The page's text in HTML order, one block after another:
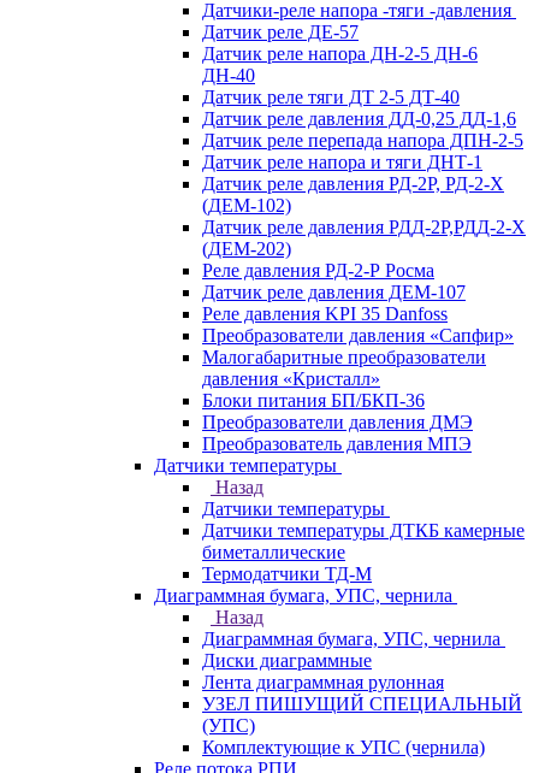
Датчики-реле напора -тяги -давления
Датчик реле ДЕ-57
Датчик реле напора ДН-2-5 ДН-6
ДН-40
Датчик реле тяги ДТ 2-5 ДТ-40
Датчик реле давления ДД-0,25 ДД-1,6
Датчик реле перепада напора ДПН-2-5
Датчик реле напора и тяги ДНТ-1
Датчик реле давления РД-2Р, РД-2-Х
(ДЕМ-102)
Датчик реле давления РДД-2Р,РДД-2-Х
(ДЕМ-202)
Реле давления РД-2-Р Росма
Датчик реле давления ДЕМ-107
Реле давления KPI 35 Danfoss
Преобразователи давления «Сапфир»
Малогабаритные преобразователи
давления «Кристалл»
Блоки питания БП/БКП-36
Преобразователи давления ДМЭ
Преобразователь давления МПЭ
Датчики температуры
Назад
Датчики температуры
Датчики температуры ДТКБ камерные
биметаллические
Термодатчики ТД-М
Диаграммная бумага, УПС, чернила
Назад
Диаграммная бумага, УПС, чернила
Диски диаграммные
Лента диаграммная рулонная
УЗЕЛ ПИШУЩИЙ СПЕЦИАЛЬНЫЙ
(УПС)
Комплектующие к УПС (чернила)
Реле потока РПИ